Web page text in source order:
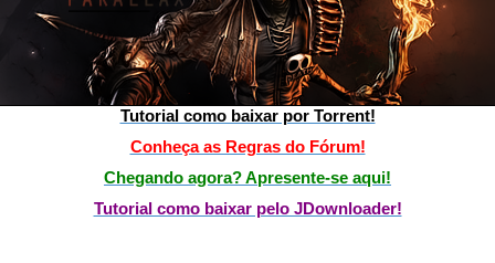
Tutorial como baixar por Torrent!
Conheça as Regras do Fórum!
Chegando agora? Apresente-se aqui!
Tutorial como baixar pelo JDownloader!